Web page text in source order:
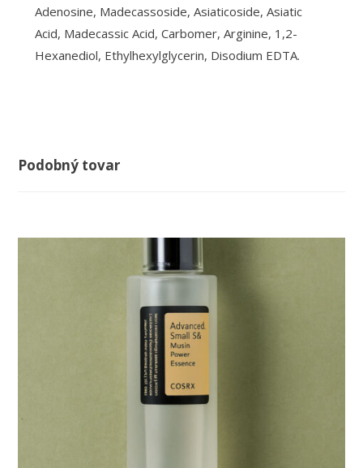
Adenosine, Madecassoside, Asiaticoside, Asiatic
Acid, Madecassic Acid, Carbomer, Arginine, 1,2-
Hexanediol, Ethylhexylglycerin, Disodium EDTA.
Podobný tovar